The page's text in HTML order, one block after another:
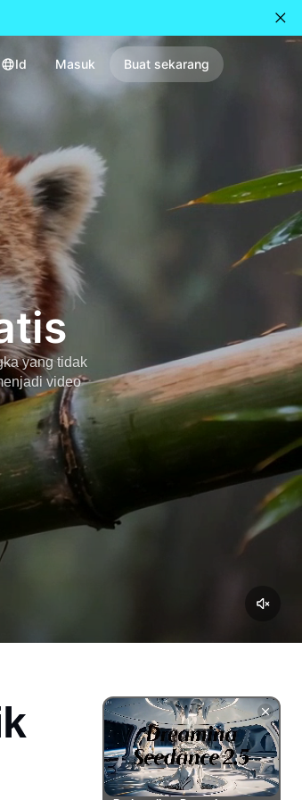
Id Masuk Buat sekarang
yang tidak
video